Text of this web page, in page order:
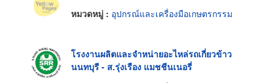
หมวดหมู่ : อุปกรณ์และเครื่องมือเกษตรกรรม
โรงงานผลิตและจำหน่ายอะไหล่รถเกี่ยวข้าว
นนทบุรี - ส.รุ่งเรือง แมชชีนเนอรี่